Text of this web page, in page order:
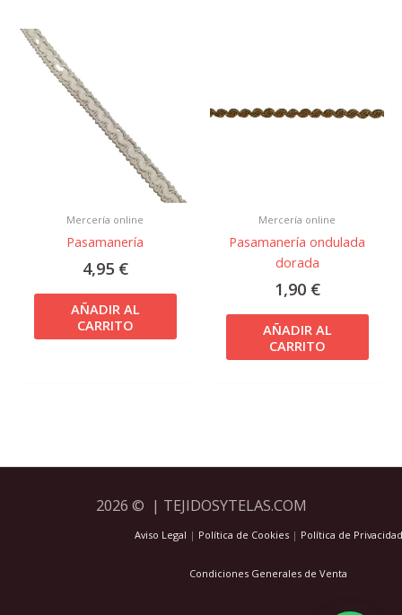
Mercería online
Pasamanería
4,95 €
AÑADIR AL
CARRITO
Mercería online
Pasamanería ondulada
dorada
1,90 €
AÑADIR AL
CARRITO
2026 © | TEJIDOSYTELAS.COM
Aviso Legal | Política de Cookies| Política de Privacidad
Condiciones Generales de Venta